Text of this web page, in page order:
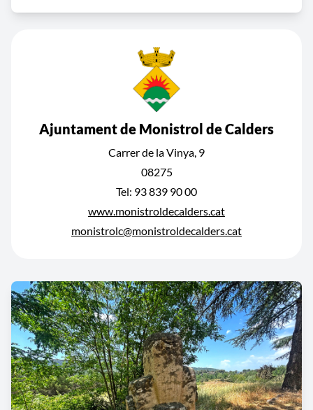
Ajuntament de Monistrol de Calders
Carrer de la Vinya, 9
08275
Tel: 93 839 90 00
www.monistroldecalders.cat
monistrolc@monistroldecalders.cat